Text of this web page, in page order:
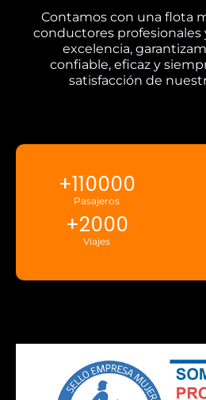
Contamos con una flota
conductores profesionales
excelencia,
confiable, eficaz y
satisfacción de
Pasajeros
+110000
Viajes
+2000